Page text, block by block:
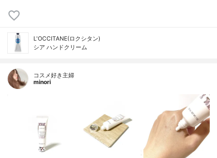
L'OCCITANE(ロクシタン)
シア ハンドクリーム
コスメ好き主婦
minori